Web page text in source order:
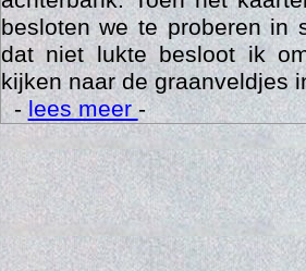
besloten we te proberen in
dat niet lukte besloot ik
kijken naar de graanveldjes
-lees meer-